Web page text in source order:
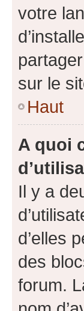
votre
sur le
Haut
A quoi
Il y a
d’elles
des
forum.